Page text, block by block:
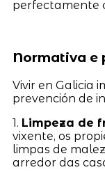
perfectamente
Normativa e
Vivir en Galicia
prevención de
1. Limpeza de
vixente, os
limpas de
arredor das